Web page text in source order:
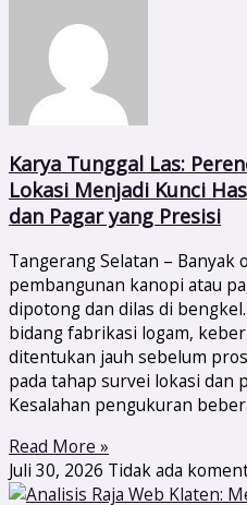
Karya Tunggal Las:
Lokasi Menjadi Kunci
dan Pagar yang Presisi
Tangerang Selatan –
pembangunan kanopi atau
dipotong dan dilas di
bidang fabrikasi logam,
ditentukan jauh sebelum
pada tahap survei lokasi dan
Kesalahan pengukuran
Read More »
Juli 30, 2026 Tidak ada